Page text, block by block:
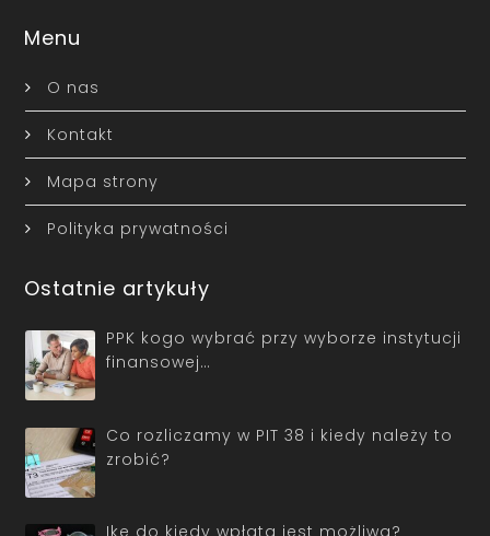
Menu
O nas
Kontakt
Mapa strony
Polityka prywatności
Ostatnie artykuły
PPK kogo wybrać przy wyborze instytucji
finansowej…
Co rozliczamy w PIT 38 i kiedy należy to
zrobić?